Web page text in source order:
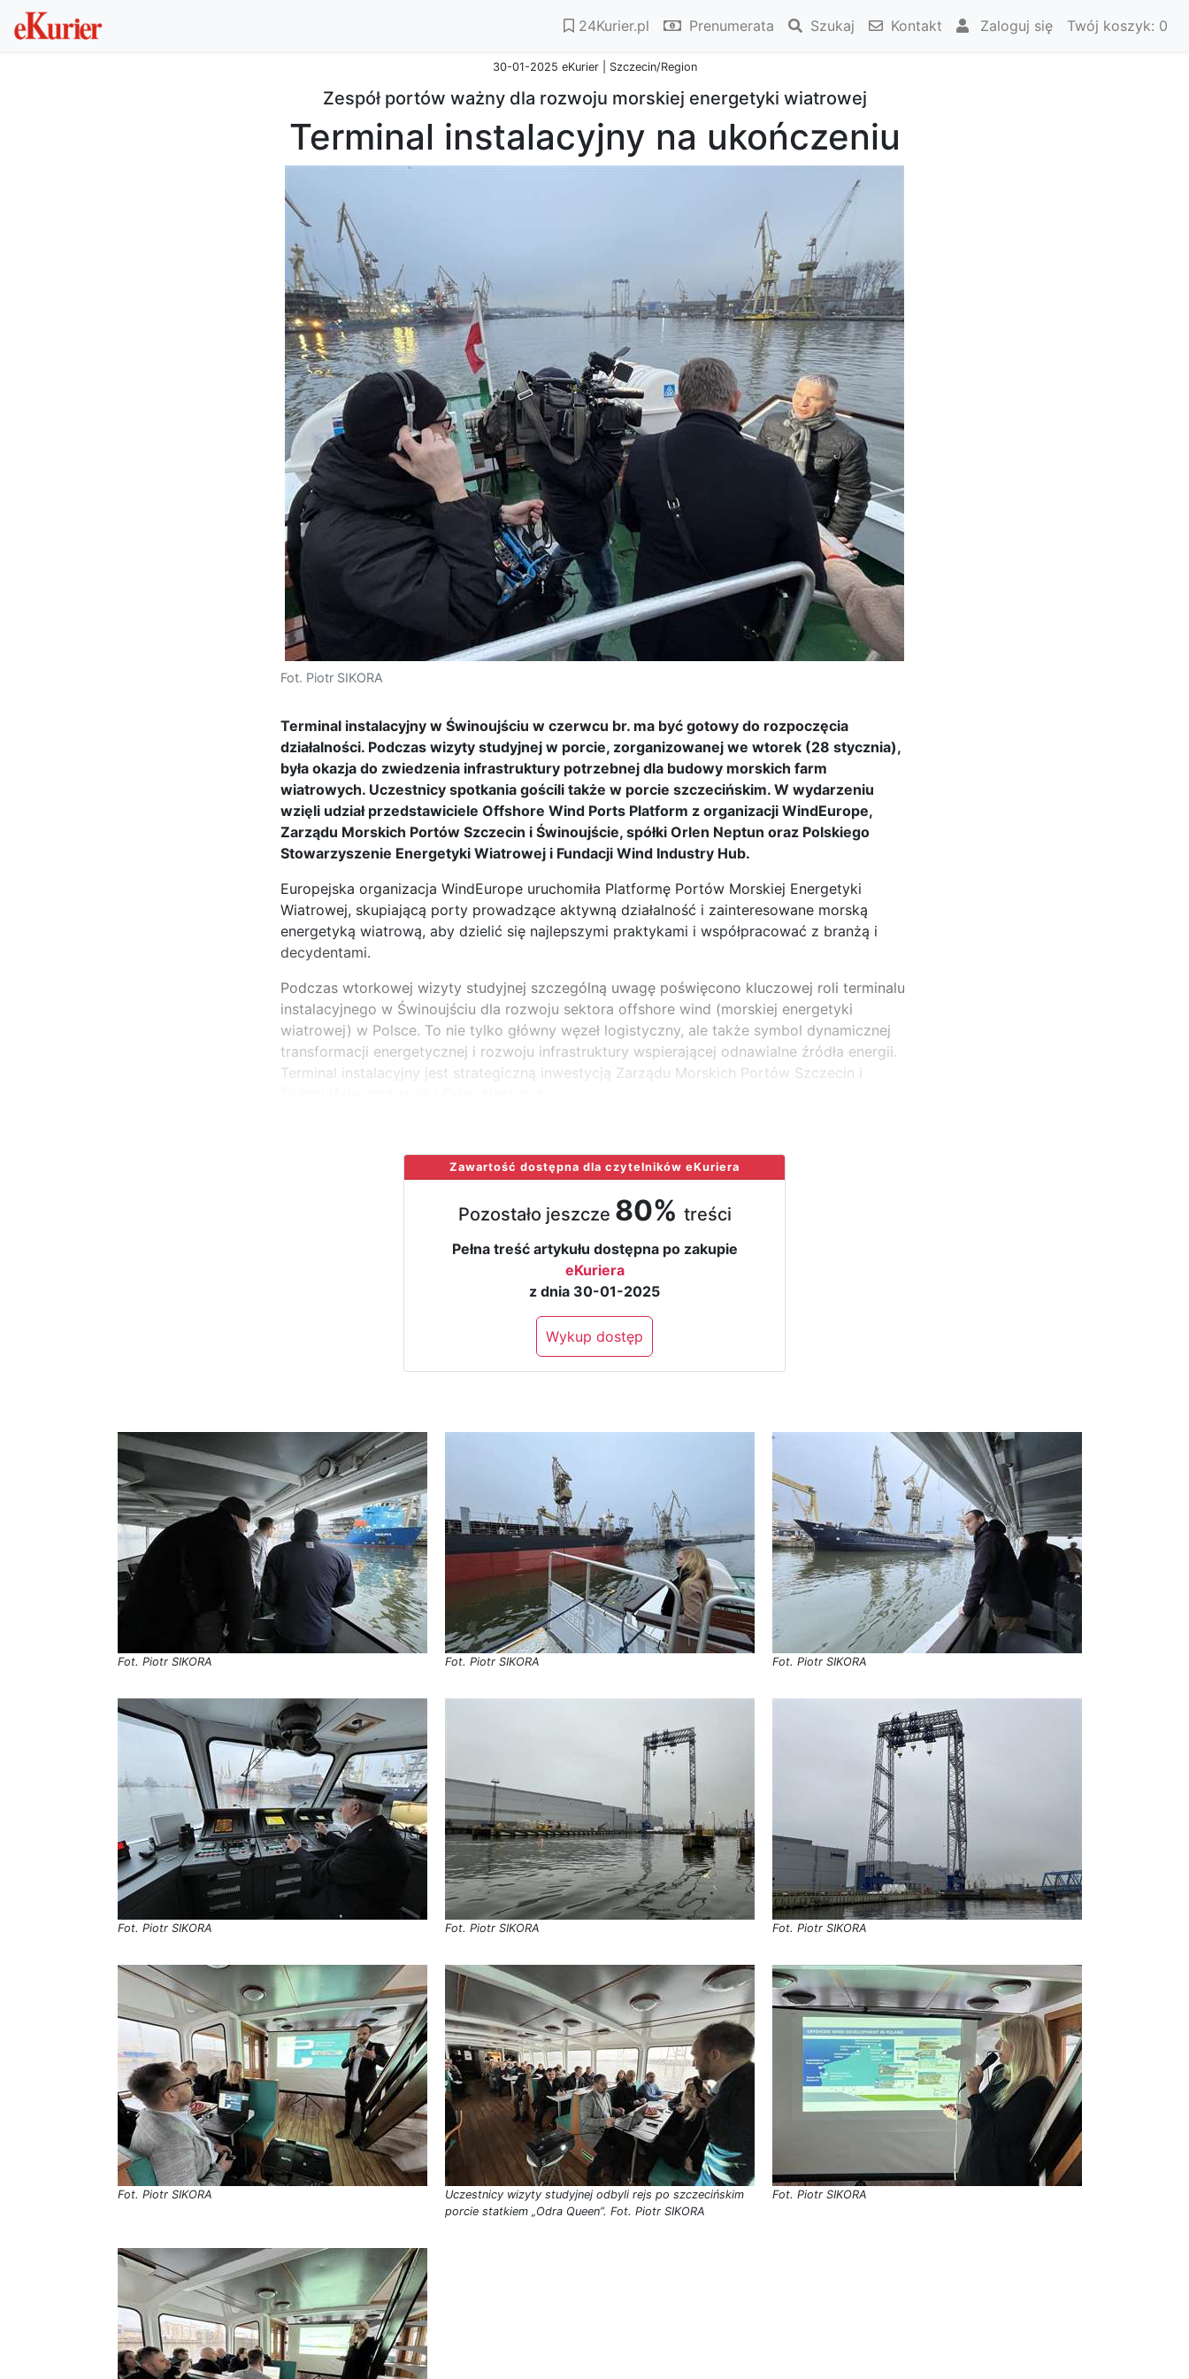
24Kurier.pl Prenumerata Szukaj Kontakt Zaloguj się Twój koszyk: 0
30-01-2025 eKurier | Szczecin/Region
Zespół portów ważny dla rozwoju morskiej energetyki wiatrowej
Terminal instalacyjny na ukończeniu
Fot. Piotr SIKORA
Terminal instalacyjny w Świnoujściu w czerwcu br. ma być gotowy do rozpoczęcia
działalności. Podczas wizyty studyjnej w porcie, zorganizowanej we wtorek (28 stycznia),
była okazja do zwiedzenia infrastruktury potrzebnej dla budowy morskich farm
wiatrowych. Uczestnicy spotkania gościli także w porcie szczecińskim. W wydarzeniu
wzięli udział przedstawiciele Offshore Wind Ports Platform z organizacji WindEurope,
Zarządu Morskich Portów Szczecin i Świnoujście, spółki Orlen Neptun oraz Polskiego
Stowarzyszenie Energetyki Wiatrowej i Fundacji Wind Industry Hub.
Europejska organizacja WindEurope uruchomiła Platformę Portów Morskiej Energetyki
Wiatrowej, skupiającą porty prowadzące aktywną działalność i zainteresowane morską
energetyką wiatrową, aby dzielić się najlepszymi praktykami i współpracować z branżą i
decydentami.
Podczas wtorkowej wizyty studyjnej szczególną uwagę poświęcono kluczowej roli terminalu
instalacyjnego w Świnoujściu dla rozwoju sektora offshore wind (morskiej energetyki
wiatrowej) w Polsce. To nie tylko główny węzeł logistyczny, ale także symbol dynamicznej
transformacji energetycznej i rozwoju infrastruktury wspierającej odnawialne źródła energii.
Terminal instalacyjny jest strategiczną inwestycją Zarządu Morskich Portów Szczecin i
Zawartość dostępna dla czytelników eKuriera
Pozostało jeszcze 80% treści
Pełna treść artykułu dostępna po zakupie
eKuriera
z dnia 30-01-2025
Wykup dostęp
Fot. Piotr SIKORA Fot. Piotr SIKORA Fot. Piotr SIKORA
Fot. Piotr SIKORA Fot. Piotr SIKORA Fot. Piotr SIKORA
Fot. Piotr SIKORA
Uczestnicy wizyty studyjnej odbyli rejs po szczecińskim
porcie statkiem „Odra Queen”. Fot. Piotr SIKORA
Fot. Piotr SIKORA